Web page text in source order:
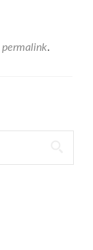
permalink.